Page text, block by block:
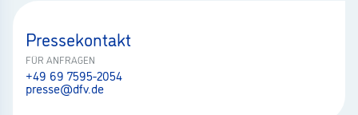
Pressekontakt
FÜR ANFRAGEN
+49 69 7595-2054
presse@dfv.de